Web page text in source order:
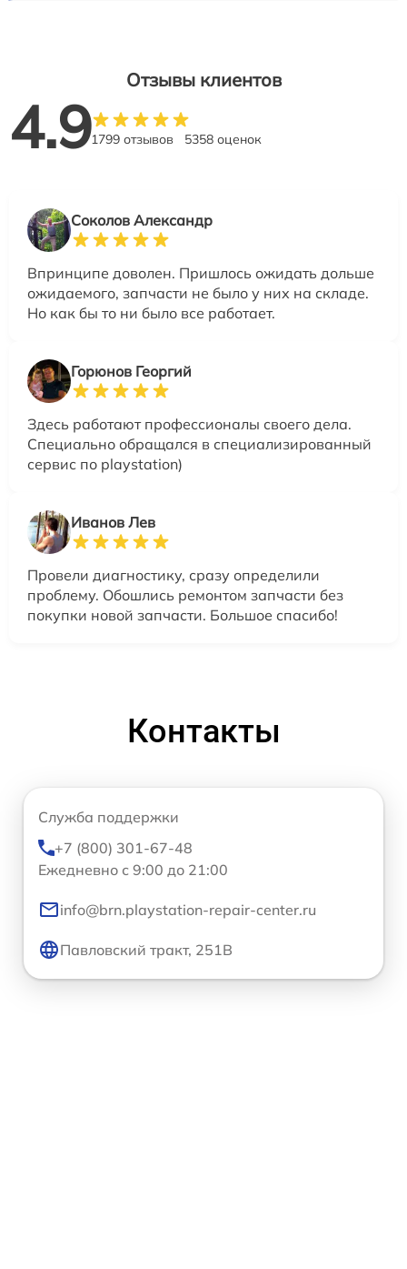
Отзывы клиентов
4.91799 отзывов 5358 оценок
Соколов Александр
Впринципе доволен. Пришлось ожидать дольше
ожидаемого, запчасти не было у них на складе.
Но как бы то ни было все работает.
Горюнов Георгий
Здесь работают профессионалы своего дела.
Специально обращался в специализированный
сервис по playstation)
Иванов Лев
Провели диагностику, сразу определили
проблему. Обошлись ремонтом запчасти без
покупки новой запчасти. Большое спасибо!
Контакты
Служба поддержки
+7 (800) 301-67-48
Ежедневно с 9:00 до 21:00
info@brn.playstation-repair-center.ru
Павловский тракт, 251В